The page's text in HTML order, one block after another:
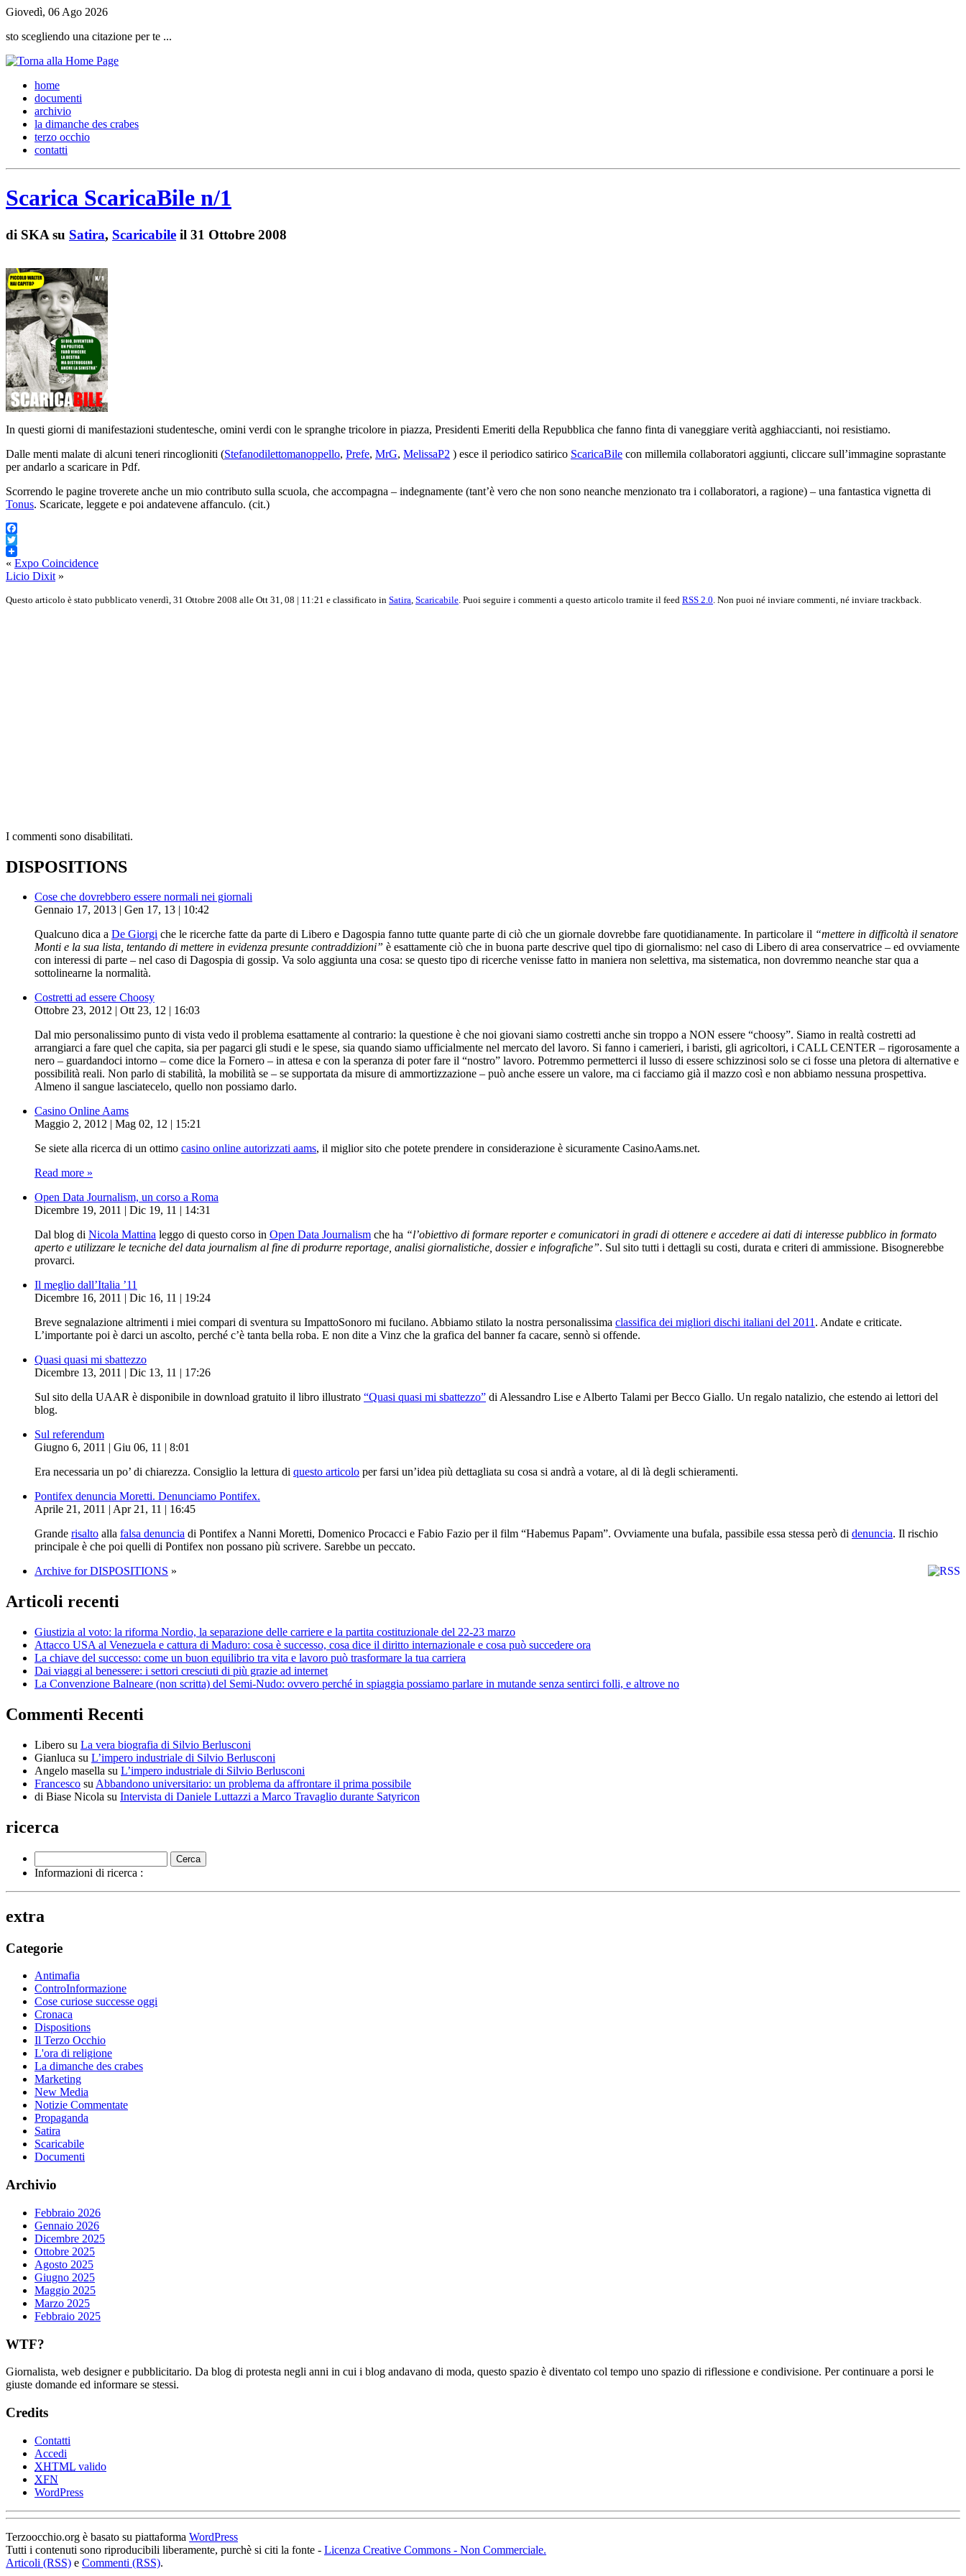
Giovedì, 06 Ago 2026
sto scegliendo una citazione per te ...
home
documenti
archivio
la dimanche des crabes
terzo occhio
contatti
Scarica ScaricaBile n/1
di SKA su Satira, Scaricabile il 31 Ottobre 2008
In questi giorni di manifestazioni studentesche, omini verdi con le spranghe tricolore in piazza, Presidenti Emeriti della Repubblica che fanno finta di vaneggiare verità agghiaccianti, noi resistiamo.
Dalle menti malate di alcuni teneri rincoglioniti (Stefanodilettomanoppello, Prefe, MrG, MelissaP2 ) esce il periodico satirico ScaricaBile con millemila collaboratori aggiunti, cliccare sull’immagine soprastante
per andarlo a scaricare in Pdf.
Scorrendo le pagine troverete anche un mio contributo sulla scuola, che accompagna – indegnamente (tant’è vero che non sono neanche menzionato tra i collaboratori, a ragione) – una fantastica vignetta di
Tonus. Scaricate, leggete e poi andatevene affanculo. (cit.)
Facebook
Twitter
« Expo Coincidence
Licio Dixit »
Questo articolo è stato pubblicato venerdì, 31 Ottobre 2008 alle Ott 31, 08 | 11:21 e classificato in Satira Scaricabile . Puoi seguire i commenti a questo articolo tramite il feed RSS 2.0 . Non puoi né inviare commenti, né inviare trackback.
I commenti sono disabilitati.
DISPOSITIONS
Cose che dovrebbero essere normali nei giornali
Gennaio 17, 2013 | Gen 17, 13 | 10:42
Qualcuno dica a De Giorgi che le ricerche fatte da parte di Libero e Dagospia fanno tutte quante parte di ciò che un giornale dovrebbe fare quotidianamente. In particolare il “mettere in difficoltà il senatore
Monti e la sua lista, tentando di mettere in evidenza presunte contraddizioni” è esattamente ciò che in buona parte descrive quel tipo di giornalismo: nel caso di Libero di area conservatrice – ed ovviamente
con interessi di parte – nel caso di Dagospia di gossip. Va solo aggiunta una cosa: se questo tipo di ricerche venisse fatto in maniera non selettiva, ma sistematica, non dovremmo neanche star qua a
sottolinearne la normalità.
Costretti ad essere Choosy
Ottobre 23, 2012 | Ott 23, 12 | 16:03
Dal mio personalissimo punto di vista vedo il problema esattamente al contrario: la questione è che noi giovani siamo costretti anche sin troppo a NON essere “choosy”. Siamo in realtà costretti ad
arrangiarci a fare quel che capita, sia per pagarci gli studi e le spese, sia quando siamo ufficialmente nel mercato del lavoro. Si fanno i camerieri, i baristi, gli agricoltori, i CALL CENTER – rigorosamente a
nero – guardandoci intorno – come dice la Fornero – in attesa e con la speranza di poter fare il “nostro” lavoro. Potremmo permetterci il lusso di essere schizzinosi solo se ci fosse una pletora di alternative e
possibilità reali. Non parlo di stabilità, la mobilità se – se supportata da misure di ammortizzazione – può anche essere un valore, ma ci facciamo già il mazzo così e non abbiamo nessuna prospettiva.
Almeno il sangue lasciatecelo, quello non possiamo darlo.
Casino Online Aams
Maggio 2, 2012 | Mag 02, 12 | 15:21
Se siete alla ricerca di un ottimo casino online autorizzati aams, il miglior sito che potete prendere in considerazione è sicuramente CasinoAams.net.
Read more »
Open Data Journalism, un corso a Roma
Dicembre 19, 2011 | Dic 19, 11 | 14:31
Dal blog di Nicola Mattina leggo di questo corso in Open Data Journalism che ha “l’obiettivo di formare reporter e comunicatori in gradi di ottenere e accedere ai dati di interesse pubblico in formato
aperto e utilizzare le tecniche del data journalism al fine di produrre reportage, analisi giornalistiche, dossier e infografiche”. Sul sito tutti i dettagli su costi, durata e criteri di ammissione. Bisognerebbe
provarci.
Il meglio dall’Italia ’11
Dicembre 16, 2011 | Dic 16, 11 | 19:24
Breve segnalazione altrimenti i miei compari di sventura su ImpattoSonoro mi fucilano. Abbiamo stilato la nostra personalissima classifica dei migliori dischi italiani del 2011. Andate e criticate.
L’importante poi è darci un ascolto, perché c’è tanta bella roba. E non dite a Vinz che la grafica del banner fa cacare, sennò si offende.
Quasi quasi mi sbattezzo
Dicembre 13, 2011 | Dic 13, 11 | 17:26
Sul sito della UAAR è disponibile in download gratuito il libro illustrato “Quasi quasi mi sbattezzo” di Alessandro Lise e Alberto Talami per Becco Giallo. Un regalo natalizio, che estendo ai lettori del
blog.
Sul referendum
Giugno 6, 2011 | Giu 06, 11 | 8:01
Era necessaria un po’ di chiarezza. Consiglio la lettura di questo articolo per farsi un’idea più dettagliata su cosa si andrà a votare, al di là degli schieramenti.
Pontifex denuncia Moretti. Denunciamo Pontifex.
Aprile 21, 2011 | Apr 21, 11 | 16:45
Grande risalto alla falsa denuncia di Pontifex a Nanni Moretti, Domenico Procacci e Fabio Fazio per il film “Habemus Papam”. Ovviamente una bufala, passibile essa stessa però di denuncia. Il rischio
principale è che poi quelli di Pontifex non possano più scrivere. Sarebbe un peccato.
Archive for DISPOSITIONS »
Articoli recenti
Giustizia al voto: la riforma Nordio, la separazione delle carriere e la partita costituzionale del 22-23 marzo
Attacco USA al Venezuela e cattura di Maduro: cosa è successo, cosa dice il diritto internazionale e cosa può succedere ora
La chiave del successo: come un buon equilibrio tra vita e lavoro può trasformare la tua carriera
Dai viaggi al benessere: i settori cresciuti di più grazie ad internet
La Convenzione Balneare (non scritta) del Semi-Nudo: ovvero perché in spiaggia possiamo parlare in mutande senza sentirci folli, e altrove no
Commenti Recenti
Libero su La vera biografia di Silvio Berlusconi
Gianluca su L’impero industriale di Silvio Berlusconi
Angelo masella su L’impero industriale di Silvio Berlusconi
Francesco su Abbandono universitario: un problema da affrontare il prima possibile
di Biase Nicola su Intervista di Daniele Luttazzi a Marco Travaglio durante Satyricon
ricerca
Informazioni di ricerca :
extra
Categorie
Antimafia
ControInformazione
Cose curiose successe oggi
Cronaca
Dispositions
Il Terzo Occhio
L'ora di religione
La dimanche des crabes
Marketing
New Media
Notizie Commentate
Propaganda
Satira
Scaricabile
Documenti
Archivio
Febbraio 2026
Gennaio 2026
Dicembre 2025
Ottobre 2025
Agosto 2025
Giugno 2025
Maggio 2025
Marzo 2025
Febbraio 2025
WTF?
Giornalista, web designer e pubblicitario. Da blog di protesta negli anni in cui i blog andavano di moda, questo spazio è diventato col tempo uno spazio di riflessione e condivisione. Per continuare a porsi le
giuste domande ed informare se stessi.
Credits
Contatti
Accedi
XHTML valido
XFN
WordPress
Terzoocchio.org è basato su piattaforma WordPress
Tutti i contenuti sono riproducibili liberamente, purchè si citi la fonte - Licenza Creative Commons - Non Commerciale.
Articoli (RSS) e Commenti (RSS).